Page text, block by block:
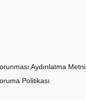
Aydınlatma Metni
Politikası